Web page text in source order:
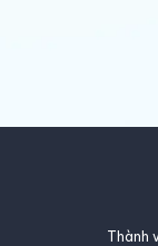
Thành